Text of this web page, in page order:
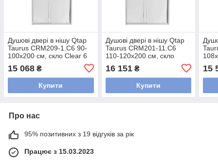
Душові двері в нішу Qtap
Taurus CRM209-1.C6 90-
100x200 см, скло Clear 6
15 068 ₴
Купити
Душові двері в нішу Qtap
Taurus CRM201-11.C6
110-120x200 см, скло
CalcLess
16 151₴
Купити
15
Про нас
95% позитивних з 19 відгуків за рік
Працює з 15.03.2023